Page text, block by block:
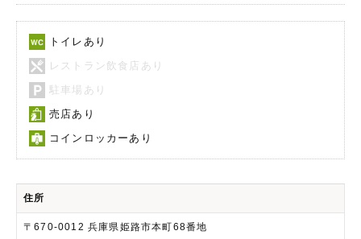
トイレあり
レストラン飲食店あり
駐車場あり
売店あり
コインロッカーあり
住所
〒670-0012 兵庫県姫路市本町68番地